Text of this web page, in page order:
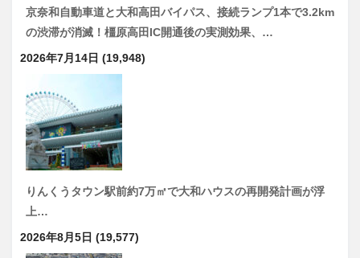
京奈和自動車道と大和高田バイパス、接続ランプ1本で3.2km
の渋滞が消滅！橿原高田IC開通後の実測効果、…
2026年7月14日 (19,948)
りんくうタウン駅前約7万㎡で大和ハウスの再開発計画が浮
上…
2026年8月5日 (19,577)